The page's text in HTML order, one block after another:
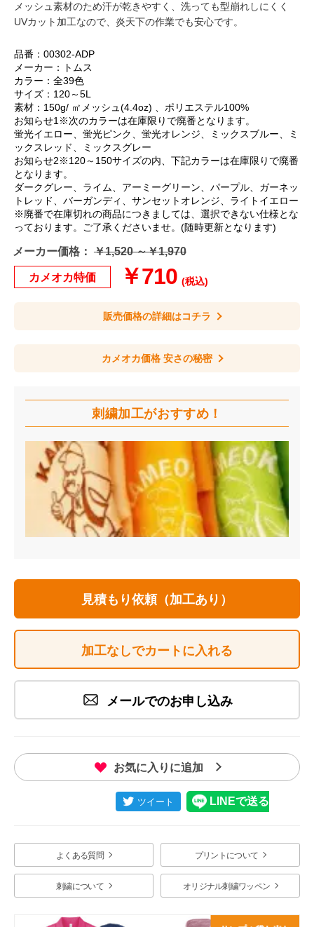
メッシュ素材のため汗が乾きやすく、洗っても型崩れしにくく
UVカット加工なので、炎天下の作業でも安心です。
品番：00302-ADP
メーカー：トムス
カラー：全39色
サイズ：120～5L
素材：150g/ ㎡メッシュ(4.4oz) 、ポリエステル100%
お知らせ1※次のカラーは在庫限りで廃番となります。
蛍光イエロー、蛍光ピンク、蛍光オレンジ、ミックスブルー、ミ
ックスレッド、ミックスグレー
お知らせ2※120～150サイズの内、下記カラーは在庫限りで廃番
となります。
ダークグレー、ライム、アーミーグリーン、パープル、ガーネッ
トレッド、バーガンディ、サンセットオレンジ、ライトイエロー
※廃番で在庫切れの商品につきましては、選択できない仕様とな
っております。ご了承くださいませ。(随時更新となります)
メーカー価格： ￥1,520 ～￥1,970
カメオカ特価 ￥710 (税込)
販売価格の詳細はコチラ
カメオカ価格 安さの秘密
刺繍加工がおすすめ！
見積もり依頼（加工あり）
加工なしでカートに入れる
メールでのお申し込み
お気に入りに追加
よくある質問 プリントについて
刺繍について オリジナル刺繍ワッペン